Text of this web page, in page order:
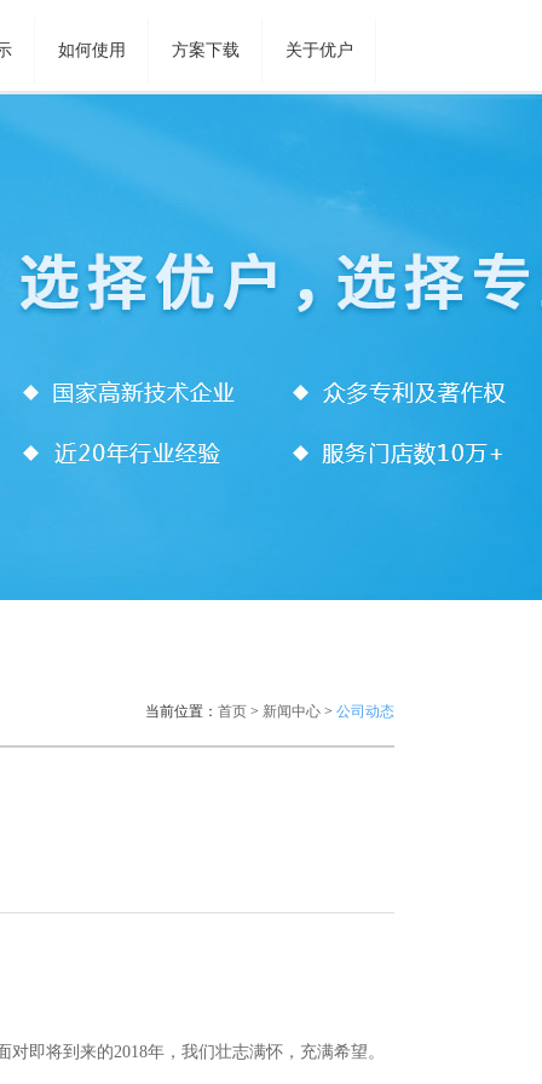
如何使用 方案下载 关于优户
当前位置： 首页 > 新闻中心 > 公司动态
对即将到来的2018年，我们壮志满怀，充满希望。